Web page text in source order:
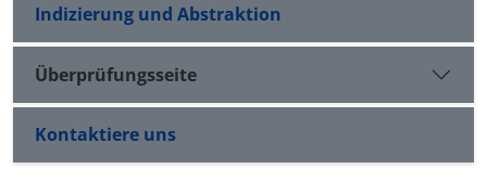
Indizierung und Abstraktion
Überprüfungsseite
Kontaktiere uns